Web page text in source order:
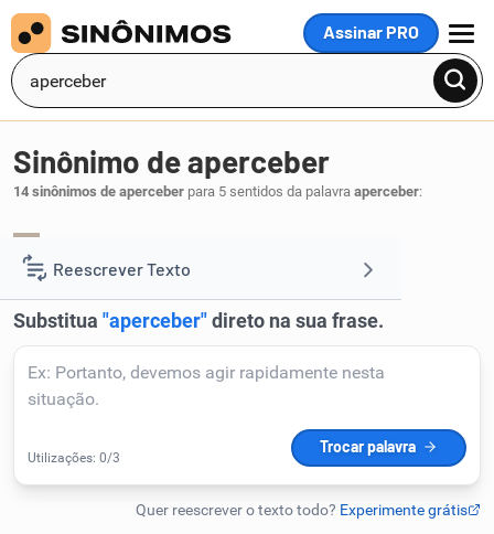
Assinar PRO
MENU
Reescrever Texto
Resumir Texto
Corrigir Texto
Detector de IA
Humanizador de IA
Sinônimo de aperceber
14 sinônimos de aperceber para 5 sentidos da palavra aperceber: